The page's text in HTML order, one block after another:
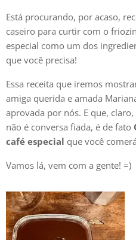
Está procurando, por acaso,
caseiro para curtir com o
especial como um dos
que você precisa!
Essa receita que iremos
amiga querida e amada
aprovada por nós. E que,
não é conversa fiada, é de fato
café especial que você
Vamos lá, vem com a gente! =)